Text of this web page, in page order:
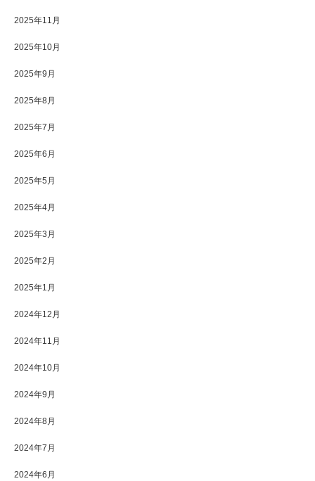
2025年11月
2025年10月
2025年9月
2025年8月
2025年7月
2025年6月
2025年5月
2025年4月
2025年3月
2025年2月
2025年1月
2024年12月
2024年11月
2024年10月
2024年9月
2024年8月
2024年7月
2024年6月